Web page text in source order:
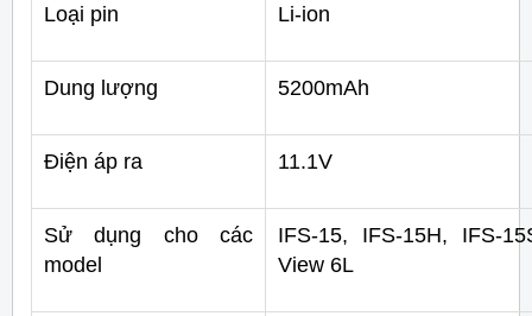
Loại pin Li-ion
Dung lượng 5200mAh
Điện áp ra 11.1V
Sử dụng cho các
model
IFS-15, IFS-15H, IFS-
View 6L